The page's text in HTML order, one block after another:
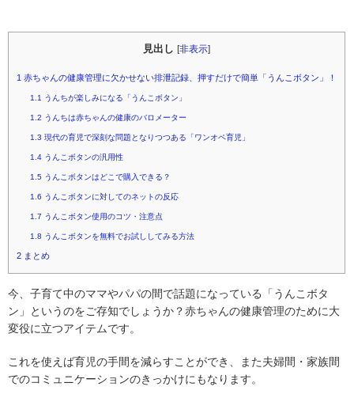
見出し [非表示]
1 赤ちゃんの健康管理に欠かせない排泄記録、押すだけで簡単「うんこボタン」！
1.1 うんちが楽しみになる「うんこボタン」
1.2 うんちは赤ちゃんの健康のバロメーター
1.3 現代の育児で深刻な問題となりつつある「ワンオペ育児」
1.4うんこボタンの汎用性
1.5うんこボタンはどこで購入できる？
1.6 うんこボタンに対してのネットの反応
1.7 うんこボタン使用のコツ・注意点
1.8 うんこボタンを無料でお試ししてみる方法
2 まとめ
今、子育て中のママやパパの間で話題になっている「うんこボタ
ン」というのをご存知でしょうか？赤ちゃんの健康管理のために大
変役に立つアイテムです。
これを使えば育児の手間を減らすことができ、また夫婦間・家族間
でのコミュニケーションのきっかけにもなります。